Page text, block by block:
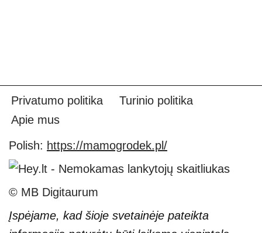
Privatumo politika
Turinio politika
Apie mus
Polish: https://mamogrodek.pl/
© MB Digitaurum
Įspėjame, kad šioje svetainėje pateikta